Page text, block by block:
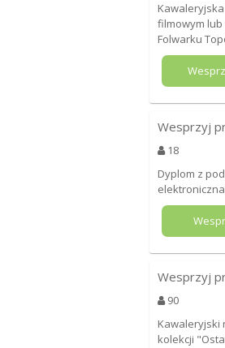
filmowym
Folwarku
Wesprzyj
18
Dyplom z
Wesprzyj
90
Kawaleryjski
kolekcji